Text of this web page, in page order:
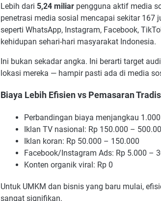
Lebih dari 5,24 miliar pengguna aktif media
penetrasi media sosial mencapai sekitar
seperti WhatsApp, Instagram, Facebook,
kehidupan sehari-hari masyarakat Indonesia.
Ini bukan sekadar angka. Ini berarti target
lokasi mereka — hampir pasti ada di media
Biaya Lebih Efisien vs Pemasaran
Perbandingan biaya menjangkau
Iklan TV nasional: Rp 150.000 –
Iklan koran: Rp 50.000 – 150.000
Facebook/Instagram Ads: Rp 5.000 –
Konten organik viral: Rp 0
Untuk UMKM dan bisnis yang baru mulai,
sangat signifikan.